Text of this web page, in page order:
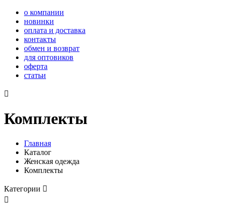
о компании
новинки
оплата и доставка
контакты
обмен и возврат
для оптовиков
оферта
статьи

Комплекты
Главная
Каталог
Женская одежда
Комплекты
Категории 
